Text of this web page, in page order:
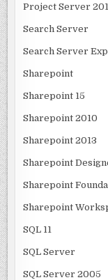
Project Server
Search Server
Search Server
Sharepoint
Sharepoint 15
Sharepoint 2010
Sharepoint 2013
Sharepoint
Sharepoint
Sharepoint
SQL 11
SQL Server
SQL Server 2005